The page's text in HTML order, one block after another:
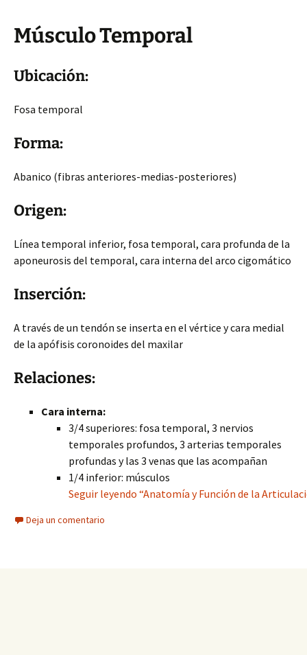
Músculo Temporal
Ubicación:
Fosa temporal
Forma:
Abanico (fibras anteriores-medias-posteriores)
Origen:
Línea temporal inferior, fosa temporal, cara profunda de la
aponeurosis del temporal, cara interna del arco cigomático
Inserción:
A través de un tendón se inserta en el vértice y cara medial
de la apófisis coronoides del maxilar
Relaciones:
Cara interna:
3/4 superiores: fosa temporal, 3 nervios
temporales profundos, 3 arterias temporales
profundas y las 3 venas que las acompañan
1/4 inferior: músculos
Seguir leyendo “Anatomía y Función de la
Deja un comentario